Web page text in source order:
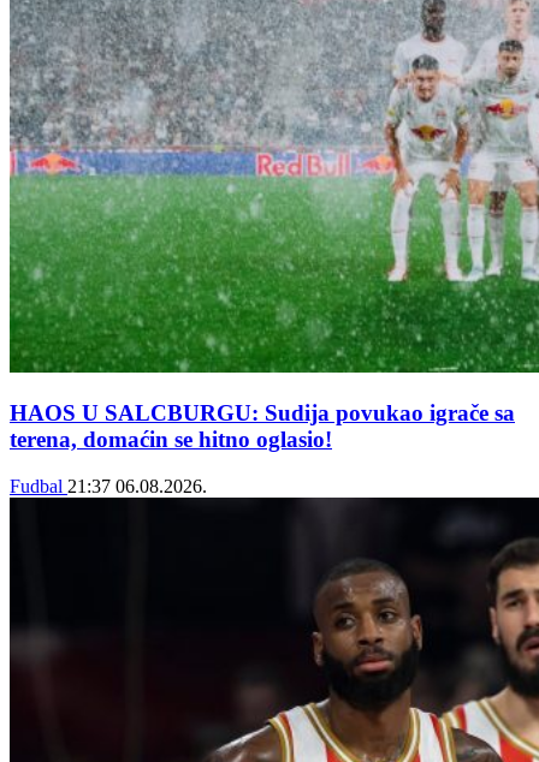
HAOS U SALCBURGU: Sudija povukao igrače sa
terena, domaćin se hitno oglasio!
Fudbal 21:37 06.08.2026.